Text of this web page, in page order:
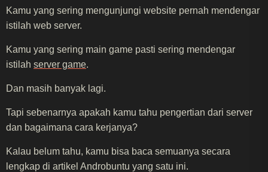
Kamu yang sering mengunjungi website pernah mendengar
istilah web server.
Kamu yang sering main game pasti sering mendengar
istilah server game.
Dan masih banyak lagi.
Tapi sebenarnya apakah kamu tahu pengertian dari server
dan bagaimana cara kerjanya?
Kalau belum tahu, kamu bisa baca semuanya secara
lengkap di artikel Androbuntu yang satu ini.